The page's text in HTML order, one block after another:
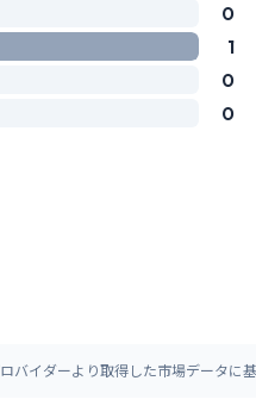
0
1
0
0
バイダーより取得した市場データに